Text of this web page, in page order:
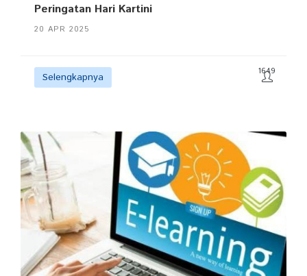
Peringatan Hari Kartini
20 APR 2025
Selengkapnya 1649